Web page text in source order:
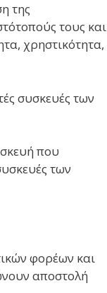
της
τους και
χρηστικότητα,
συσκευές των
που
των
φορέων και
αποστολή